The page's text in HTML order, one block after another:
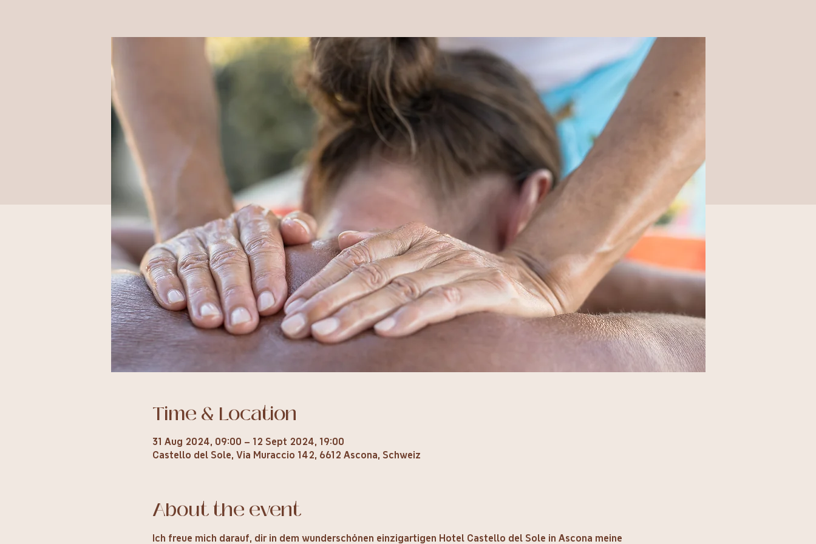
Time & Location
31 Aug 2024, 09:00 – 12 Sept 2024, 19:00
Castello del Sole, Via Muraccio 142, 6612 Ascona, Schweiz
About the event
Ich freue mich darauf, dir in dem wunderschönen einzigartigen Hotel Castello del Sole in Ascona meine